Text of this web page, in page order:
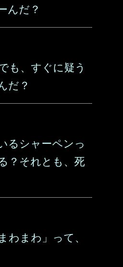
んだ？
も、すぐに疑う
だ？
るシャーペンっ
？それとも、死
わまわ」って、